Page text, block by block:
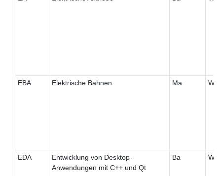
EBA Elektrische Bahnen Ma W
EDA
Entwicklung von Desktop-
Anwendungen mit C++ und Qt
Ba W